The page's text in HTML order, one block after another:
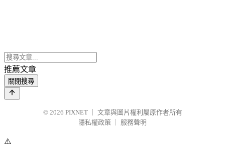
推薦文章
關閉搜尋
© 2026 PIXNET
文章與圖片權利屬原作者所有
隱私權政策
服務聲明
⚠️